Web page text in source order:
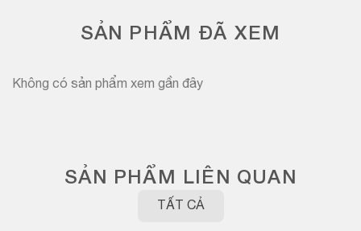
SẢN PHẨM ĐÃ XEM
Không có sản phẩm xem gần đây
SẢN PHẨM LIÊN QUAN
TẤT CẢ